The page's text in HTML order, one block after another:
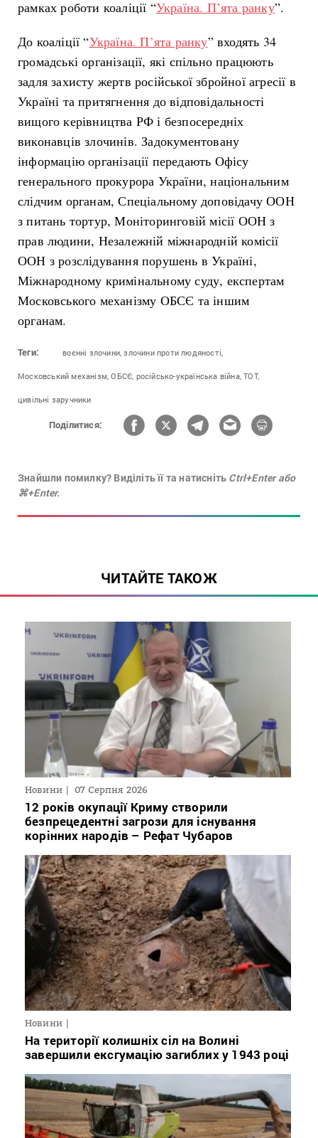
рамках роботи коаліції “Україна. П’ята ранку”.
До коаліції “Україна. П’ята ранку” входять 34
громадські організації, які спільно працюють
задля захисту жертв російської збройної агресії в
Україні та притягнення до відповідальності
вищого керівництва РФ і безпосередніх
виконавців злочинів. Задокументовану
інформацію організації передають Офісу
генерального прокурора України, національним
слідчим органам, Спеціальному доповідачу ООН
з питань тортур, Моніторинговій місії ООН з
прав людини, Незалежній міжнародній комісії
ООН з розслідування порушень в Україні,
Міжнародному кримінальному суду, експертам
Московського механізму ОБСЄ та іншим
органам.
Теги: воєнні злочини, злочини проти людяності,
Московський механізм, ОБСЄ, російсько-українська війна, ТОТ,
цивільні заручники
Поділитися:
Знайшли помилку? Виділіть її та натисніть Ctrl+Enter або
⌘+Enter.
ЧИТАЙТЕ ТАКОЖ
Новини 07 Серпня 2026
12 років окупації Криму створили
безпрецедентні загрози для існування
корінних народів – Рефат Чубаров
Новини
На території колишніх сіл на Волині
завершили ексгумацію загиблих у 1943 році